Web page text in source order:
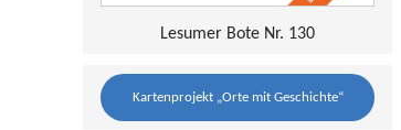
Lesumer Bote Nr. 130
Kartenprojekt „Orte mit Geschichte“